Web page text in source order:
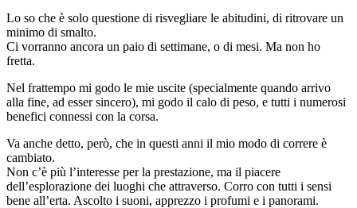
Lo so che è solo questione di risvegliare le abitudini, di ritrovare un
minimo di smalto.
Ci vorranno ancora un paio di settimane, o di mesi. Ma non ho
fretta.
Nel frattempo mi godo le mie uscite (specialmente quando arrivo
alla fine, ad esser sincero), mi godo il calo di peso, e tutti i numerosi
benefici connessi con la corsa.
Va anche detto, però, che in questi anni il mio modo di correre è
cambiato.
Non c’è più l’interesse per la prestazione, ma il piacere
dell’esplorazione dei luoghi che attraverso. Corro con tutti i sensi
bene all’erta. Ascolto i suoni, apprezzo i profumi e i panorami.